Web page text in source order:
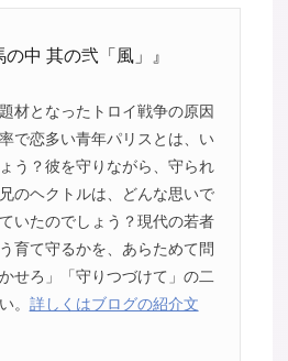
中 其の弐「風」』
材となったトロイ戦争の原因
で恋多い青年パリスとは、い
う？彼を守りながら、守られ
のヘクトルは、どんな思いで
いたのでしょう？現代の若者
育て守るかを、あらためて問
せろ」「守りつづけて」の二
。 詳しくはブログの紹介文